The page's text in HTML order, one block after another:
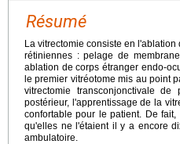
Résumé
La vitrectomie consiste en
rétiniennes : pelage de
ablation de corps étranger endo-
le premier vitréotome mis au point
vitrectomie transconjonctivale
postérieur, l'apprentissage de la
confortable pour le patient. De
qu'elles ne l'étaient il y a encore
ambulatoire.